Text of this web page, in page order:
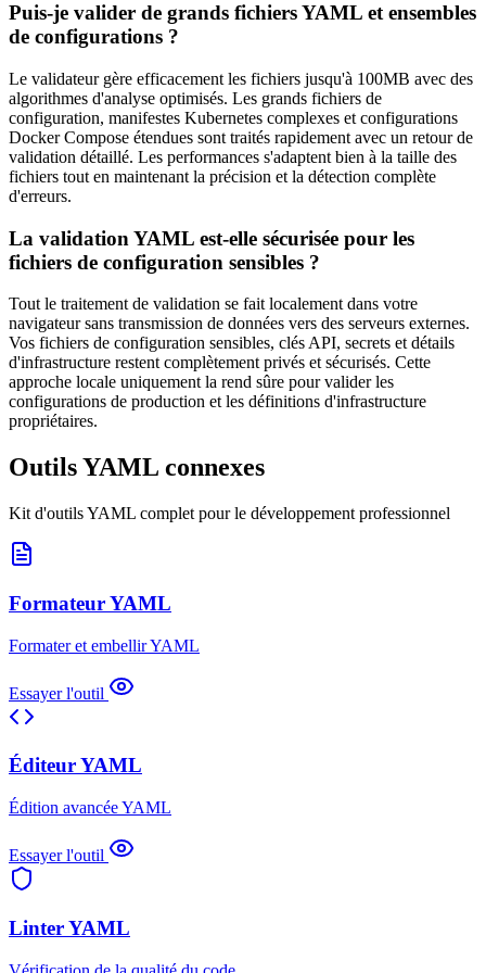
Puis-je valider de grands fichiers YAML et ensembles
de configurations ?
Le validateur gère efficacement les fichiers jusqu'à 100MB avec des
algorithmes d'analyse optimisés. Les grands fichiers de
configuration, manifestes Kubernetes complexes et configurations
Docker Compose étendues sont traités rapidement avec un retour de
validation détaillé. Les performances s'adaptent bien à la taille des
fichiers tout en maintenant la précision et la détection complète
d'erreurs.
La validation YAML est-elle sécurisée pour les
fichiers de configuration sensibles ?
Tout le traitement de validation se fait localement dans votre
navigateur sans transmission de données vers des serveurs externes.
Vos fichiers de configuration sensibles, clés API, secrets et détails
d'infrastructure restent complètement privés et sécurisés. Cette
approche locale uniquement la rend sûre pour valider les
configurations de production et les définitions d'infrastructure
propriétaires.
Outils YAML connexes
Kit d'outils YAML complet pour le développement professionnel
Formateur YAML
Formater et embellir YAML
Essayer l'outil
Éditeur YAML
Édition avancée YAML
Essayer l'outil
Linter YAML